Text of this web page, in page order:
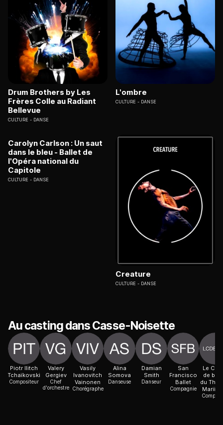
Drum Brothers by Les
Frères Colle au Radiant
Bellevue
CULTURE DANSE
L'ombre
CULTURE DANSE
Carolyn Carlson : Un saut
dans le bleu - Ballet de
l'Opéra national du
Capitole
CULTURE DANSE
Creature
CULTURE DANSE
Au casting dans Casse-Noisette
Piotr Ilitch
Tchaïkovski
Compositeur
Valery
Gergiev
Chef
d'orchestre
Vasily
Ivanovitch
Vainonen
Chorégraphe
Alina
Somova
Danseuse
Damian
Smith
Danseur
San
Francisco
Ballet
Compagnie
Le
de
du